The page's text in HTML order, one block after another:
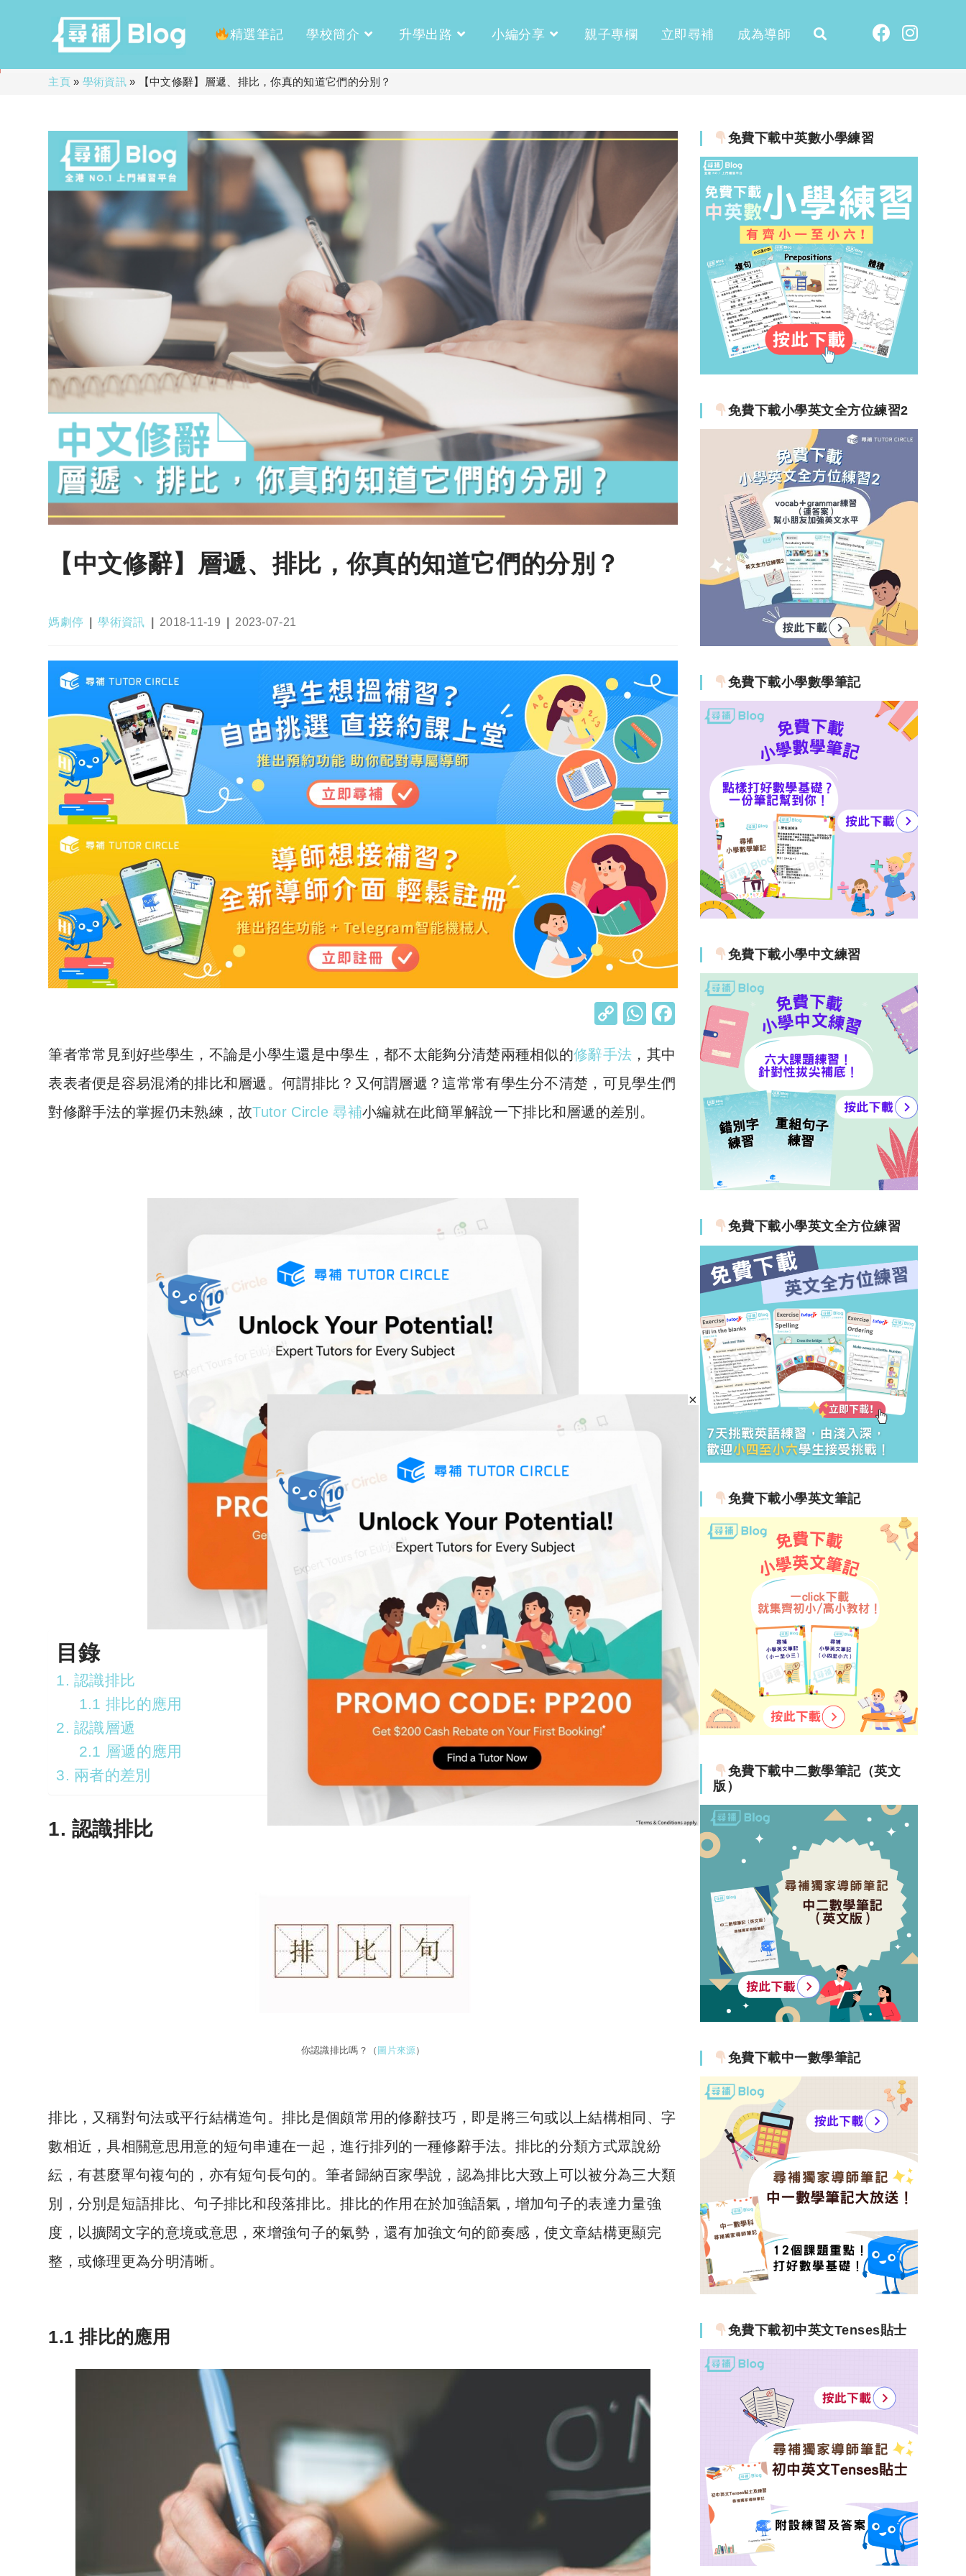
精選筆記 學校簡介 升學出路 小編分享 親子專欄 立即尋補 成為導師
主頁» 學術資訊» 【中文修辭】層遞、排比，你真的知道它們的分別？
【中文修辭】層遞、排比，你真的知道它們的分別？
Post
媽劇停
Post
學術資訊
Post
2018-11-19
Post
2023-07-21
C
p
y
Li
W
at
s
筆者常常見到好些學生，不論是小學生還是中學生，都不太能夠分清楚兩種相似的修辭手法 ，其中
表表者便是容易混淆的排比和層遞。何謂排比？又何謂層遞？這常常有學生分不清楚，可見學生們
對修辭手法的掌握仍未熟練，故Tutor Circle 尋補小編就在此簡單解說一下排比和層遞的差別。
目錄
1. 認識排比
1.1 排比的應用
2. 認識層遞
2.1 層遞的應用
3. 兩者的差別
1.認識排比
你認識排比嗎？（ 圖片來源）
排比，又稱對句法或平行結構造句。排比是個頗常用的修辭技巧，即是將三句或以上結構相同、字
數相近，具相關意思用意的短句串連在一起，進行排列的一種修辭手法。排比的分類方式眾說紛
紜，有甚麼單句複句的，亦有短句長句的。筆者歸納百家學說，認為排比大致上可以被分為三大類
別，分別是短語排比、句子排比和段落排比。排比的作用在於加強語氣，增加句子的表達力量強
度，以擴闊文字的意境或意思，來增強句子的氣勢，還有加強文句的節奏感，使文章結構更顯完
整，或條理更為分明清晰。
1.1排比的應用
免費下載中英數小學練習
免費下載小學英文全方位練習2
免費下載小學數學筆記
免費下載小學中文練習
免費下載小學英文全方位練習
免費下載小學英文筆記
免費下載中二數學筆記（英文
版）
免費下載中一數學筆記
免費下載初中英文Tenses貼士